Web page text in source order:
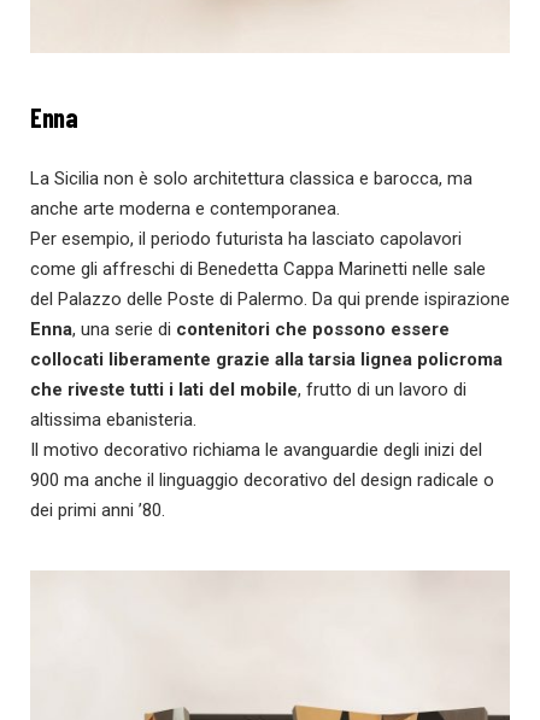
Enna
La Sicilia non è solo architettura classica e barocca, ma
anche arte moderna e contemporanea.
Per esempio, il periodo futurista ha lasciato capolavori
come gli affreschi di Benedetta Cappa Marinetti nelle sale
del Palazzo delle Poste di Palermo. Da qui prende ispirazione
Enna, una serie di contenitori che possono essere
collocati liberamente grazie alla tarsia lignea policroma
che riveste tutti i lati del mobile, frutto di un lavoro di
altissima ebanisteria.
Il motivo decorativo richiama le avanguardie degli inizi del
900 ma anche il linguaggio decorativo del design radicale o
dei primi anni ’80.